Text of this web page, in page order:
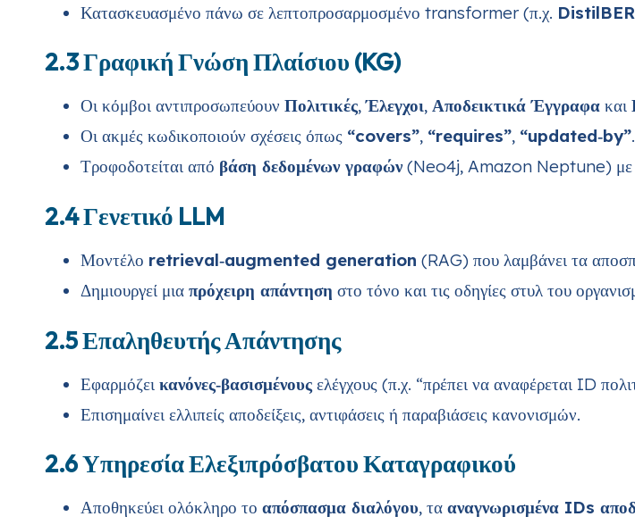
Κατασκευασμένο πάνω σε λεπτοπροσαρμοσμένο transformer (π.χ.
2.3 Γραφική Γνώση Πλαίσιου (KG)
Οι κόμβοι αντιπροσωπεύουν Πολιτικές,Έλεγχοι, Αποδεικτικά Έγγραφα και
Οι ακμές κωδικοποιούν σχέσεις όπως “covers”, “requires”, “updated‑by”.
Τροφοδοτείται από βάση δεδομένων γραφών(Neo4j, Amazon Neptune) με
2.4 Γενετικό LLM
Μοντέλο retrieval‑augmented generation (RAG) που λαμβάνει τα
Δημιουργεί μια πρόχειρη απάντηση στο τόνο και τις οδηγίες στυλ του
2.5 Επαληθευτής Απάντησης
Εφαρμόζει κανόνες‑βασισμένους ελέγχους (π.χ. “πρέπει να αναφέρεται ID
Επισημαίνει ελλιπείς αποδείξεις, αντιφάσεις ή παραβιάσεις κανονισμών.
2.6 Υπηρεσία Ελεξιπρόσβατου Καταγραφικού
Αποθηκεύει ολόκληρο το απόσπασμα διαλόγου, τα αναγνωρισμένα IDs